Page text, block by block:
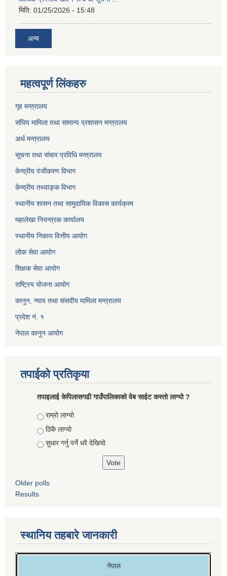
मिति: 01/25/2026 - 15:48
अन्य
महत्वपूर्ण लिंकहरु
गृह मन्त्रालय
संघिय मामिला तथा सामान्य प्रशासन मन्त्रालय
अर्थ मन्त्रालय
सूचना तथा संचार प्रविधि मन्त्रालय
केन्द्रीय पंजीकरण विभाग
केन्द्रीय तथ्याङ्क विभाग
स्थानीय शासन तथा सामुदायिक विकास कार्यक्रम
महालेखा नियन्त्रक कार्यालय
स्थानीय निकाय वित्तीय आयोग
लोक सेवा आयोग
शिक्षक सेवा आयोग
राष्ट्रिय योजना आयोग
कानुन, न्याय तथा संसदीय मामिला मन्त्रालय
प्रदेश नं. १
नेपाल कानुन आयोग
तपाईको प्रतिकृया
तपाइलाई केपिलासगढी गाउँपालिकाको वेब साईट कस्तो लाग्यो ?
Choices
राम्रो लाग्यो
ठिकै लाग्यो
सुधार गर्नु पर्ने धरै देखियाे
Older polls
Results
स्थानिय तहबारे जानकारी